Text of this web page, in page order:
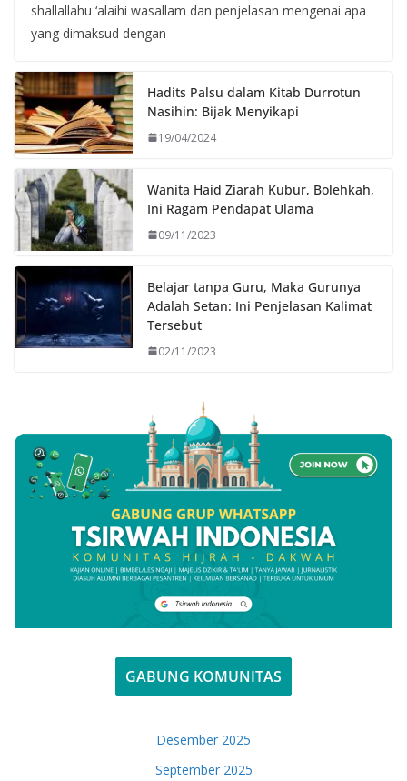
shallallahu ‘alaihi wasallam dan penjelasan mengenai apa
yang dimaksud dengan
Hadits Palsu dalam Kitab Durrotun
Nasihin: Bijak Menyikapi
19/04/2024
Wanita Haid Ziarah Kubur, Bolehkah,
Ini Ragam Pendapat Ulama
09/11/2023
Belajar tanpa Guru, Maka Gurunya
Adalah Setan: Ini Penjelasan Kalimat
Tersebut
02/11/2023
GABUNG KOMUNITAS
Desember 2025
September 2025